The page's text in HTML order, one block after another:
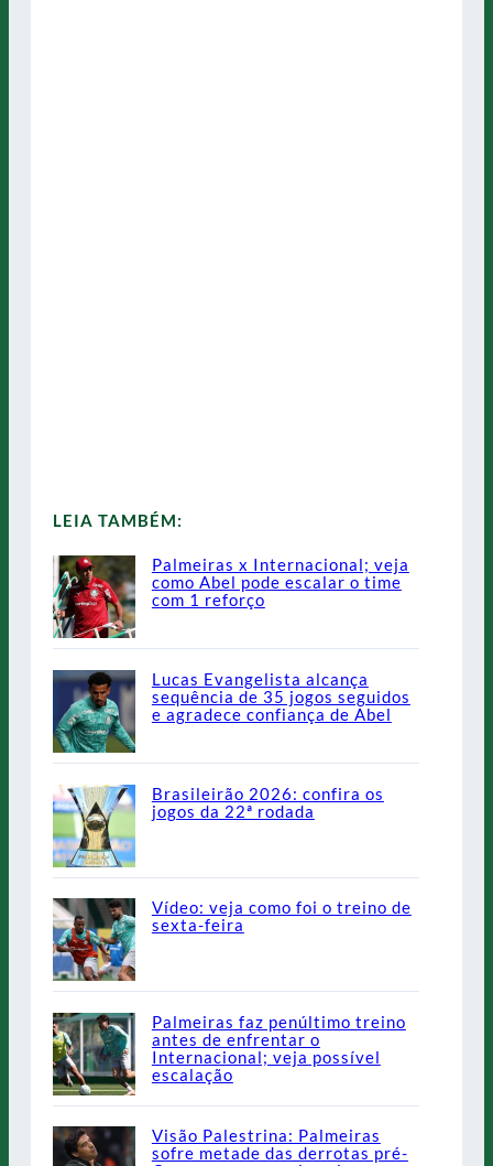
LEIA TAMBÉM:
Palmeiras x Internacional; veja
como Abel pode escalar o time
com 1 reforço
Lucas Evangelista alcança
sequência de 35 jogos seguidos
e agradece confiança de Abel
Brasileirão 2026: confira os
jogos da 22ª rodada
Vídeo: veja como foi o treino de
sexta-feira
Palmeiras faz penúltimo treino
antes de enfrentar o
Internacional; veja possível
escalação
Visão Palestrina: Palmeiras
sofre metade das derrotas pré-